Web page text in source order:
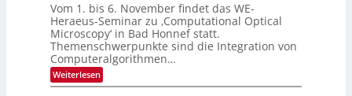
6
t
d
e
n
k
t
s
e
n
s
m
e
l
d
Vom 1. bis 6. November findet das WE-
Heraeus-Seminar zu ‚Computational Optical
Microscopy‘ in Bad Honnef statt.
Themenschwerpunkte sind die Integration von
Computeralgorithmen…
Weiterlesen:
8